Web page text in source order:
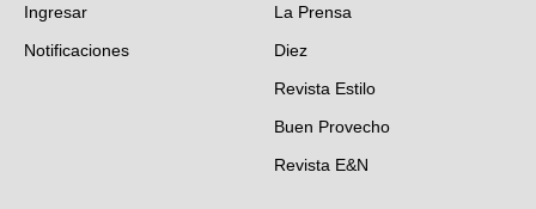
Deportes
Videos
Ingresar
Notificaciones
La Prensa
Diez
Revista Estilo
Buen Provecho
Revista E&N